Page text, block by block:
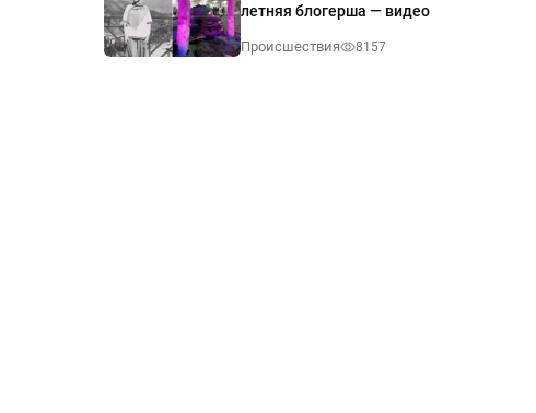
летняя блогерша — видео
Происшествия 8157